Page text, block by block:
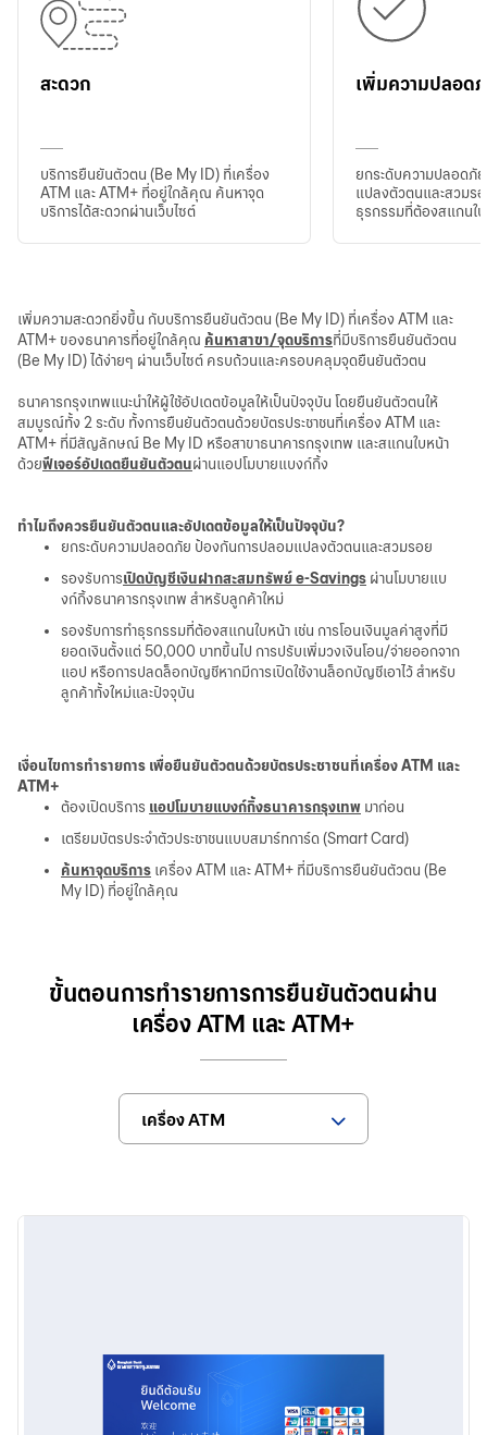
สะดวก
บริการยืนยันตัวตน (Be My ID) ที่เครื่อง
ATM และ ATM+ ที่อยู่ใกล้คุณ ค้นหาจุด
บริการได้สะดวกผ่านเว็บไซต์
เพิ่มความปลอด
ยกระดับความปลอดภั
แปลงตัวตนและสวมร
ธุรกรรมที่ต้องสแกนใ
เพิ่มความสะดวกยิ่งขึ้น กับบริการยืนยันตัวตน (Be My ID) ที่เครื่อง ATM และ
ATM+ ของธนาคารที่อยู่ใกล้คุณ ค้นหาสาขา/จุดบริการที่มีบริการยืนยันตัวตน
(Be My ID) ได้ง่ายๆ ผ่านเว็บไซต์ ครบถ้วนและครอบคลุมจุดยืนยันตัวตน
ธนาคารกรุงเทพแนะนำให้ผู้ใช้อัปเดตข้อมูลให้เป็นปัจจุบัน โดยยืนยันตัวตนให้
สมบูรณ์ทั้ง 2 ระดับ ทั้งการยืนยันตัวตนด้วยบัตรประชาชนที่เครื่อง ATM และ
ATM+ ที่มีสัญลักษณ์ Be My ID หรือสาขาธนาคารกรุงเทพ และสแกนใบหน้า
ด้วยฟีเจอร์อัปเดตยืนยันตัวตนผ่านแอปโมบายแบงก์กิ้ง
ทำไมถึงควรยืนยันตัวตนและอัปเดตข้อมูลให้เป็นปัจจุบัน?
ยกระดับความปลอดภัย ป้องกันการปลอมแปลงตัวตนและสวมรอย
รองรับการเปิดบัญชีเงินฝากสะสมทรัพย์ e-Savings ผ่านโมบายแบ
งก์กิ้งธนาคารกรุงเทพ สำหรับลูกค้าใหม่
รองรับการทำธุรกรรมที่ต้องสแกนใบหน้า เช่น การโอนเงินมูลค่าสูงที่มี
ยอดเงินตั้งแต่ 50,000 บาทขึ้นไป การปรับเพิ่มวงเงินโอน/จ่ายออกจาก
แอป หรือการปลดล็อกบัญชีหากมีการเปิดใช้งานล็อกบัญชีเอาไว้ สำหรับ
ลูกค้าทั้งใหม่และปัจจุบัน
เงื่อนไขการทำรายการ เพื่อยืนยันตัวตนด้วยบัตรประชาชนที่เครื่อง ATM และ
ATM+
ต้องเปิดบริการ แอปโมบายแบงก์กิ้งธนาคารกรุงเทพ มาก่อน
เตรียมบัตรประจำตัวประชาชนแบบสมาร์ทการ์ด (Smart Card)
ค้นหาจุดบริการ เครื่อง ATM และ ATM+ ที่มีบริการยืนยันตัวตน (Be
My ID) ที่อยู่ใกล้คุณ
ขั้นตอนการทำรายการการยืนยันตัวตนผ่าน
เครื่อง ATM และ ATM+